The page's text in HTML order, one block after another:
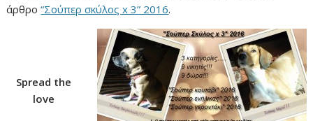
άρθρο“Σούπερ σκύλος x 3” 2016.
Spread the
love